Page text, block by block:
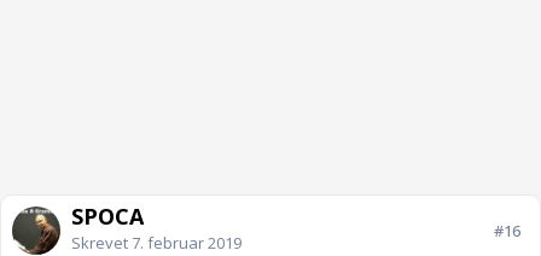
SPOCA
Skrevet7. februar 2019
#16